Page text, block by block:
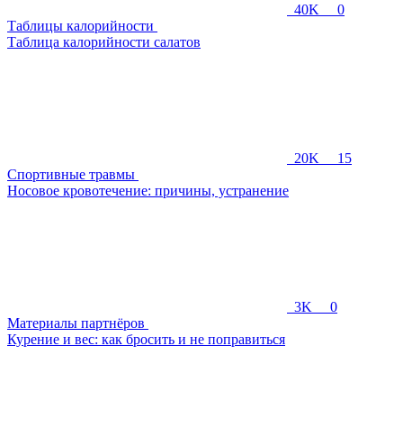
40K
0
Таблицы калорийности
Таблица калорийности салатов
20K
15
Спортивные травмы
Носовое кровотечение: причины, устранение
3K
0
Материалы партнёров
Курение и вес: как бросить и не поправиться